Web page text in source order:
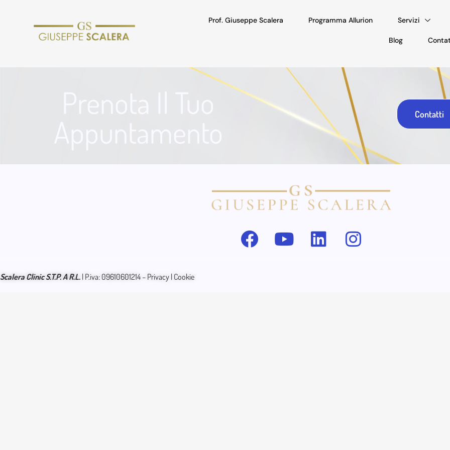
Prof. Giuseppe Scalera Programma Allurion Servizi
Blog
Prenota Il Tuo
Appuntamento Contatti
Scalera Clinic S.T.P. A R.L. | P.iva: 09610601214 – Privacy | Cookie